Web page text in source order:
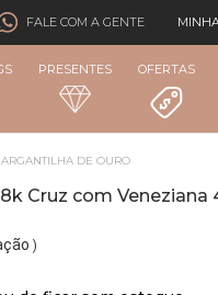
FALE COM A GENTE
PRESENTES OFERTAS
DE OURO
Cruz com Veneziana
)